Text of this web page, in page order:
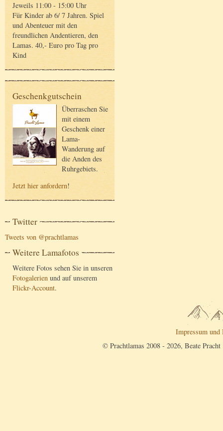
Jeweils 11:00 - 15:00 Uhr
Für Kinder ab 6/ 7 Jahren. Spiel
und Abenteuer mit den
freundlichen Andentieren, den
Lamas. 40,- Euro pro Tag pro
Kind
Geschenkgutschein
Überraschen Sie
mit einem
Geschenk einer
Lama-
Wanderung auf
die Anden des
Ruhrgebiets.
Jetzt hier anfordern!
Twitter
Tweets von @prachtlamas
Weitere Lamafotos
Weitere Fotos sehen Sie in unseren
Fotogalerien und auf unserem
Flickr-Account.
Impressum und
© Prachtlamas 2008 - 2026, Beate Pracht